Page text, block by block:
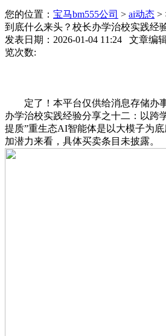
您的位置： 宝马bm555公司 > ai动态 >
到底什么来头？校长办学治校实践经
发表日期：2026-01-04 11:24 文章编
览次数:
定了！本平台仅供给消息存储办
办学治校实践经验分享之十二：以跨
提质”重生态AI智能体是以大模子为
加潜力来看，具体买卖条目未披露。